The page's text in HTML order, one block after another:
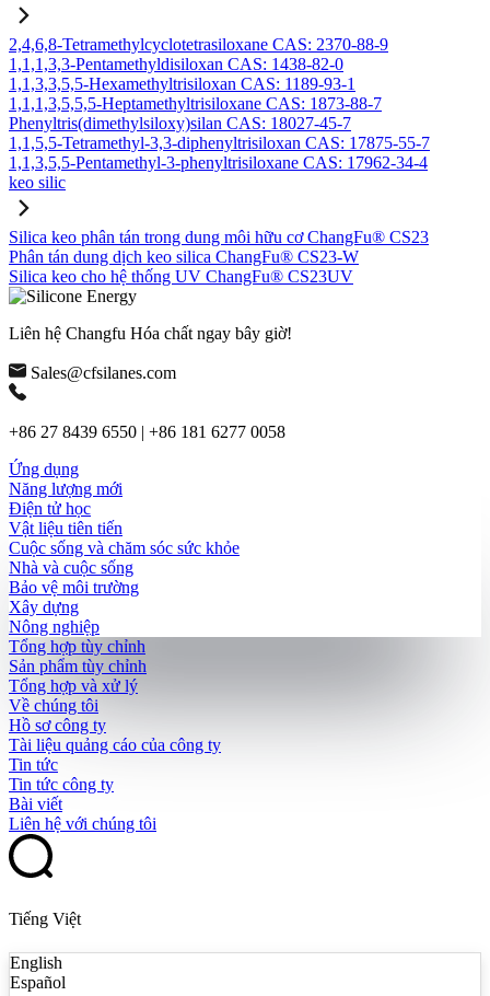
2,4,6,8-Tetramethylcyclotetrasiloxane CAS: 2370-88-9
1,1,1,3,3-Pentamethyldisiloxan CAS: 1438-82-0
1,1,3,3,5,5-Hexamethyltrisiloxan CAS: 1189-93-1
1,1,1,3,5,5,5-Heptamethyltrisiloxane CAS: 1873-88-7
Phenyltris(dimethylsiloxy)silan CAS: 18027-45-7
1,1,5,5-Tetramethyl-3,3-diphenyltrisiloxan CAS: 17875-55-7
1,1,3,5,5-Pentamethyl-3-phenyltrisiloxane CAS: 17962-34-4
keo silic
Silica keo phân tán trong dung môi hữu cơ ChangFu® CS23
Phân tán dung dịch keo silica ChangFu® CS23-W
Silica keo cho hệ thống UV ChangFu® CS23UV
Liên hệ Changfu Hóa chất ngay bây giờ!
Sales@cfsilanes.com
+86 27 8439 6550 | +86 181 6277 0058
Ứng dụng
Năng lượng mới
Điện tử học
Vật liệu tiên tiến
Cuộc sống và chăm sóc sức khỏe
Nhà và cuộc sống
Bảo vệ môi trường
Xây dựng
Nông nghiệp
Tổng hợp tùy chỉnh
Sản phẩm tùy chỉnh
Tổng hợp và xử lý
Về chúng tôi
Hồ sơ công ty
Tài liệu quảng cáo của công ty
Tin tức
Tin tức công ty
Bài viết
Liên hệ với chúng tôi
Tiếng Việt
English
Español